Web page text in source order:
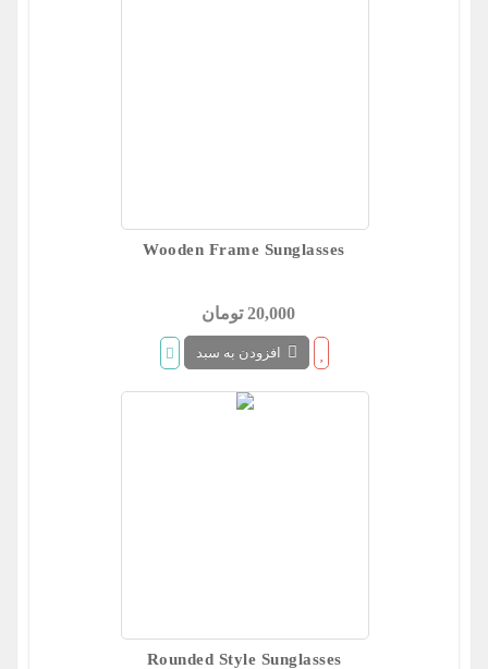
Wooden Frame Sunglasses
20,000 تومان
افزودن به سبد
Rounded Style Sunglasses